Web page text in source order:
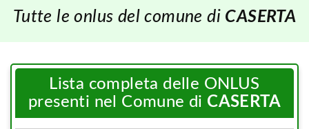
Tutte le onlus del comune di CASERTA
Lista completa delle ONLUS
presenti nel Comune di CASERTA